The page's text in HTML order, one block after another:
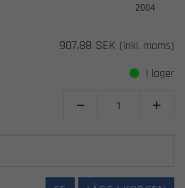
2004
907,88 SEK (inkl. moms)
I lager
 